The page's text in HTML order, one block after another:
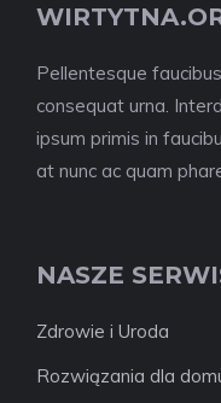
Pellentesque
consequat urna.
ipsum primis in
at nunc ac quam
NASZE
Zdrowie i Uroda
Rozwiązania dla